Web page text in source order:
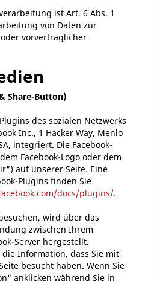
ist Art. 6 Abs. 1
von Daten zur
vorvertraglicher
Share-Button)
des sozialen Netzwerks
Inc., 1 Hacker Way, Menlo
integriert. Die Facebook-
Facebook-Logo oder dem
auf unserer Seite. Eine
Plugins finden Sie
docs/plugins/.
wird über das
zwischen Ihrem
Server hergestellt.
Information, dass Sie mit
besucht haben. Wenn Sie
anklicken während Sie in